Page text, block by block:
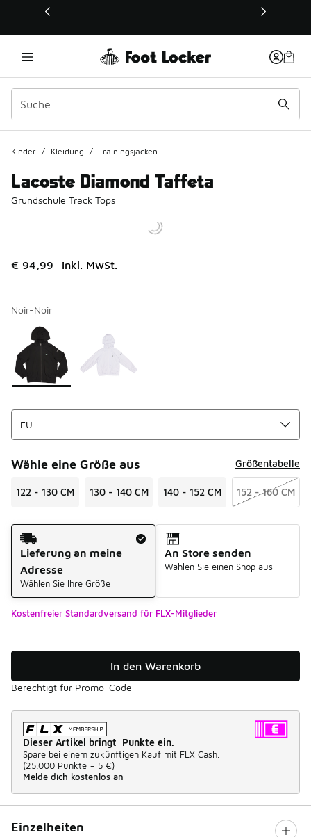
Dieser Link öffnet sich in einem neuen Fenster
Kinder / Kleidung / Trainingsjacken
Lacoste Diamond Taffeta
Grundschule Track Tops
€ 94,99 inkl. MwSt.
Noir-Noir
Seite 1 von 1 zeigt die Farben 1 bis 2 von 2 an.
Bitte wählen Sie einen Stil aus
Wähle eine Größe aus Größentabelle
122 - 130 CM 130 - 140 CM 140 - 152 CM 152 - 160 CM
Versandart
Lieferung an meine
Adresse
Wählen Sie Ihre Größe
An Store senden
Wählen Sie einen Shop aus
Kostenfreier Standardversand für FLX-Mitglieder
In den Warenkorb
Berechtigt für Promo-Code
Dieser Artikel bringt Punkte ein.
Spare bei einem zukünftigen Kauf mit FLX Cash.
(25.000 Punkte = 5 €)
Melde dich kostenlos an
Einzelheiten